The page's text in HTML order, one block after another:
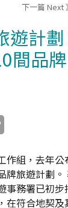
下一篇 Next
遊計
間品牌
作組，去年公
牌旅遊計劃
事務署已初
在符合地契及